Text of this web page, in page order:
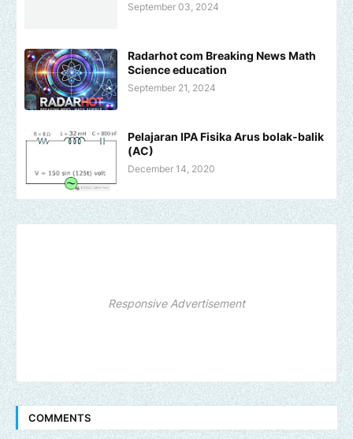
September 03, 2024
Radarhot com Breaking News Math
Science education
September 21, 2024
Pelajaran IPA Fisika Arus bolak-balik
(AC)
December 14, 2020
Responsive Advertisement
COMMENTS